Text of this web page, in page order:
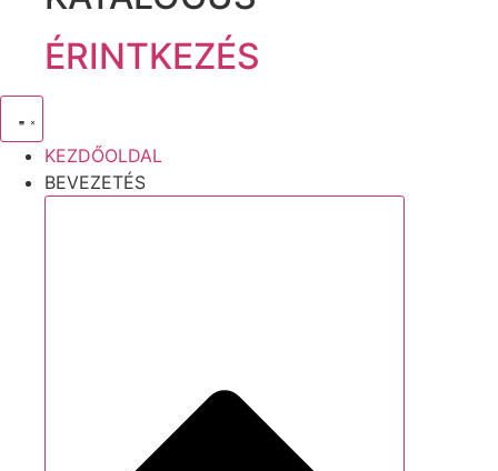
ÉRINTKEZÉS
KEZDŐOLDAL
BEVEZETÉS